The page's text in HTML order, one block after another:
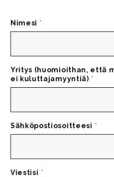
Nimesi *
Yritys (huomioithan, että
ei kuluttajamyyntiä) *
Sähköpostiosoitteesi *
Viestisi *